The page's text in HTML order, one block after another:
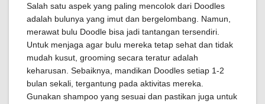
Salah satu aspek yang paling mencolok dari Doodles
adalah bulunya yang imut dan bergelombang. Namun,
merawat bulu Doodle bisa jadi tantangan tersendiri.
Untuk menjaga agar bulu mereka tetap sehat dan tidak
mudah kusut, grooming secara teratur adalah
keharusan. Sebaiknya, mandikan Doodles setiap 1-2
bulan sekali, tergantung pada aktivitas mereka.
Gunakan shampoo yang sesuai dan pastikan juga untuk